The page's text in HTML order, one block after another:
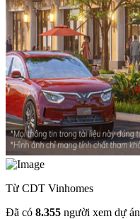
Từ CDT Vinhomes
Đã có 8.355 người xem dự án